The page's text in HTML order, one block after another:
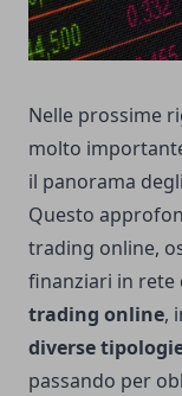
Nelle prossime
molto
il panorama degli
Questo
trading online,
finanziari in rete
trading online,
diverse
passando per